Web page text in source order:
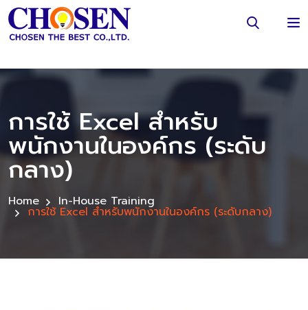
การใช้ Excel สำหรับ
พนักงานในองค์กร (ระดับ
กลาง)
Home In-House Training
การใช้ Excel สำหรับพนักงานในองค์กร (ระดับกลาง)